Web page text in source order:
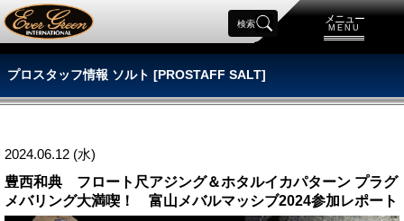
メニュー
MENU
検索
プロスタッフ情報 ソルト [PROSTAFF SALT]
2024.06.12 (水)
豊西和典 フロート尺アジング＆ホタルイカパターン プラグ
メバリング大満喫！ 富山メバルマッシブ2024参加レポート